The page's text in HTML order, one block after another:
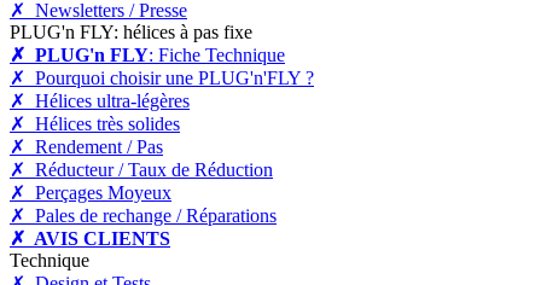
✗ Newsletters / Presse
PLUG'n FLY: hélices à pas fixe
✗ PLUG'n FLY: Fiche Technique
✗ Pourquoi choisir une PLUG'n'FLY ?
✗ Hélices ultra-légères
✗ Hélices très solides
✗ Rendement / Pas
✗ Réducteur / Taux de Réduction
✗ Perçages Moyeux
✗ Pales de rechange / Réparations
✗ AVIS CLIENTS
Technique